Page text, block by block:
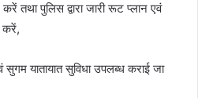
करें तथा पुलिस द्वारा जारी रूट प्लान एवं
करें,
सुगम यातायात सुविधा उपलब्ध कराई जा